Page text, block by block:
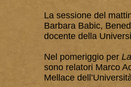
La sessione del
Barbara Babic,
docente della
Nel pomeriggio per
sono relatori Marco
Mellace